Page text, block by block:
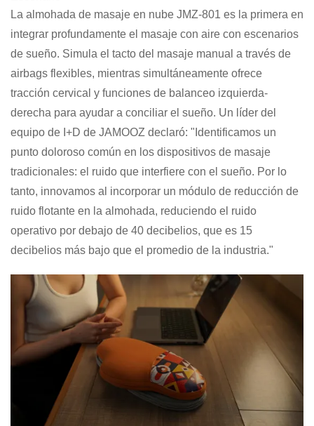
La almohada de masaje en nube JMZ-801 es la primera en
integrar profundamente el masaje con aire con escenarios
de sueño. Simula el tacto del masaje manual a través de
airbags flexibles, mientras simultáneamente ofrece
tracción cervical y funciones de balanceo izquierda-
derecha para ayudar a conciliar el sueño. Un líder del
equipo de I+D de JAMOOZ declaró: "Identificamos un
punto doloroso común en los dispositivos de masaje
tradicionales: el ruido que interfiere con el sueño. Por lo
tanto, innovamos al incorporar un módulo de reducción de
ruido flotante en la almohada, reduciendo el ruido
operativo por debajo de 40 decibelios, que es 15
decibelios más bajo que el promedio de la industria."